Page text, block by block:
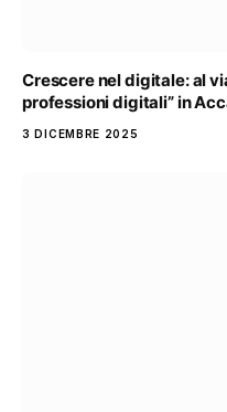
Crescere nel digitale: al
professioni digitali” in
3 DICEMBRE 2025